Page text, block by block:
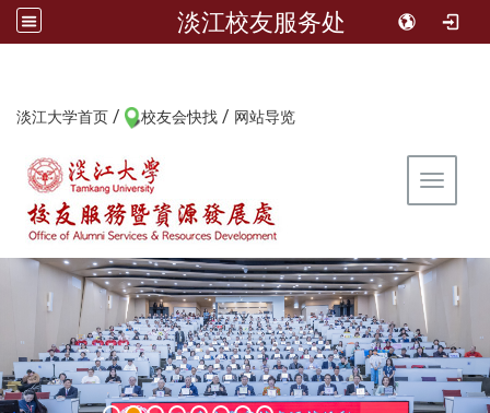
淡江校友服务处
淡江大学首页 / 校友会快找 / 网站导览
Toggle